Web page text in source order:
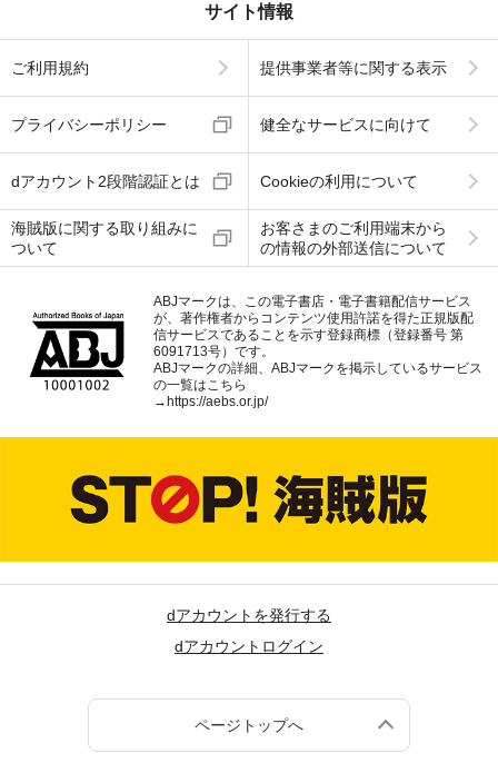
サイト情報
ご利用規約 提供事業者等に関する表示
プライバシーポリシー 健全なサービスに向けて
dアカウント2段階認証とは Cookieの利用について
海賊版に関する取り組みに
ついて
お客さまのご利用端末から
の情報の外部送信について
ABJマークは、この電子書店・電子書籍配信サービス
が、著作権者からコンテンツ使用許諾を得た正規版配
信サービスであることを示す登録商標（登録番号 第
6091713号）です。
ABJマークの詳細、ABJマークを掲示しているサービス
の一覧はこちら
→https://aebs.or.jp/
dアカウントを発行する
dアカウントログイン
ページトップへ